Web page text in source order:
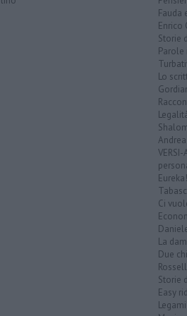
Fauda
Enrico
Storie
Parole
Lo
Ci
La
Due
Storie
Easy